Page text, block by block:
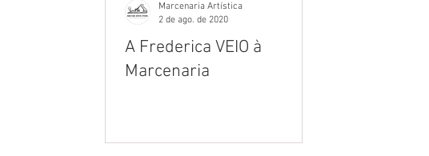
A Frederica VEIO à
Marcenaria
Marcenaria Artística
2 de ago. de 2020